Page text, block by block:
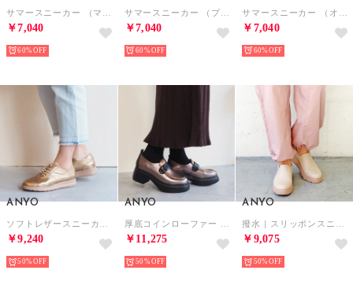
￥7,040
60%
￥7,040
60%
￥7,040
60%
ANYO
￥9,240
50%
ANYO
￥11,275
50%
ANYO
￥9,075
50%